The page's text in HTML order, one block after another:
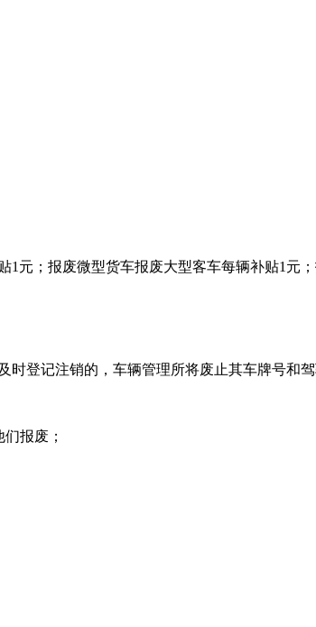
元；报废微型货车报废大型客车每辆补贴1元
登记注销的，车辆管理所将废止其车牌号和驾
报废；